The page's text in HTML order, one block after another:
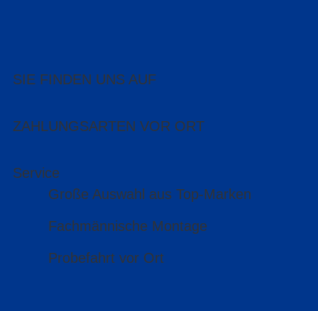
SIE FINDEN UNS AUF
ZAHLUNGSARTEN VOR ORT
Service
Große Auswahl aus Top-Marken
Fachmännische Montage
Probefahrt vor Ort